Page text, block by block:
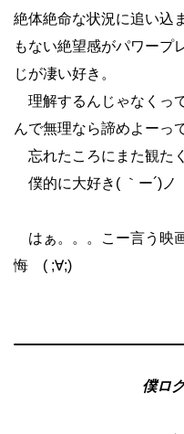
絶体絶命な状況に追い込
もない絶望感がパワープ
じが凄い好き。
理解するんじゃなくっ
んで無理なら諦めよーっ
忘れたころにまた観た
僕的に大好き( ｀ー´)ノ
はぁ。。。こー言う映
悔 ( ;∀;)
僕ロ